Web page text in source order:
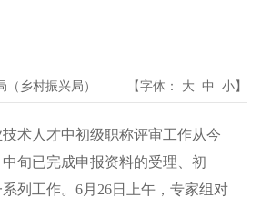
（乡村振兴局） 【字体： 大 中 小】
术人才中初级职称评审工作从今
旬已完成申报资料的受理、初
列工作。6月26日上午，专家组对